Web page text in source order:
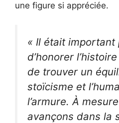
une figure si appréciée.
« Il était important
d’honorer
de trouver un
stoïcisme et
l’armure. À
avançons dans la